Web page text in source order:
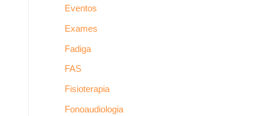
Eventos
Exames
Fadiga
FAS
Fisioterapia
Fonoaudiologia